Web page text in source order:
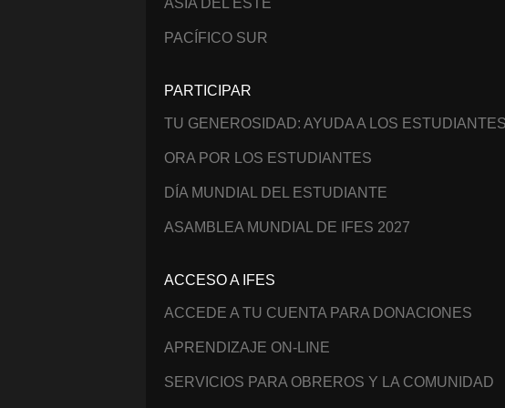
ASIA DEL ESTE
PACÍFICO SUR
PARTICIPAR
TU GENEROSIDAD: AYUDA A LOS
ORA POR LOS ESTUDIANTES
DÍA MUNDIAL DEL ESTUDIANTE
ASAMBLEA MUNDIAL DE IFES 2027
ACCESO A IFES
ACCEDE A TU CUENTA PARA DONACIONES
APRENDIZAJE ON-LINE
SERVICIOS PARA OBREROS Y LA COMUNIDAD